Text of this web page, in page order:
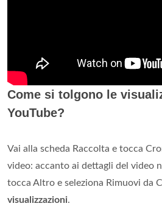
Come si tolgono le
YouTube?
Vai alla scheda Raccolta e tocca
video: accanto ai dettagli del video
tocca Altro e seleziona Rimuovi da
visualizzazioni.